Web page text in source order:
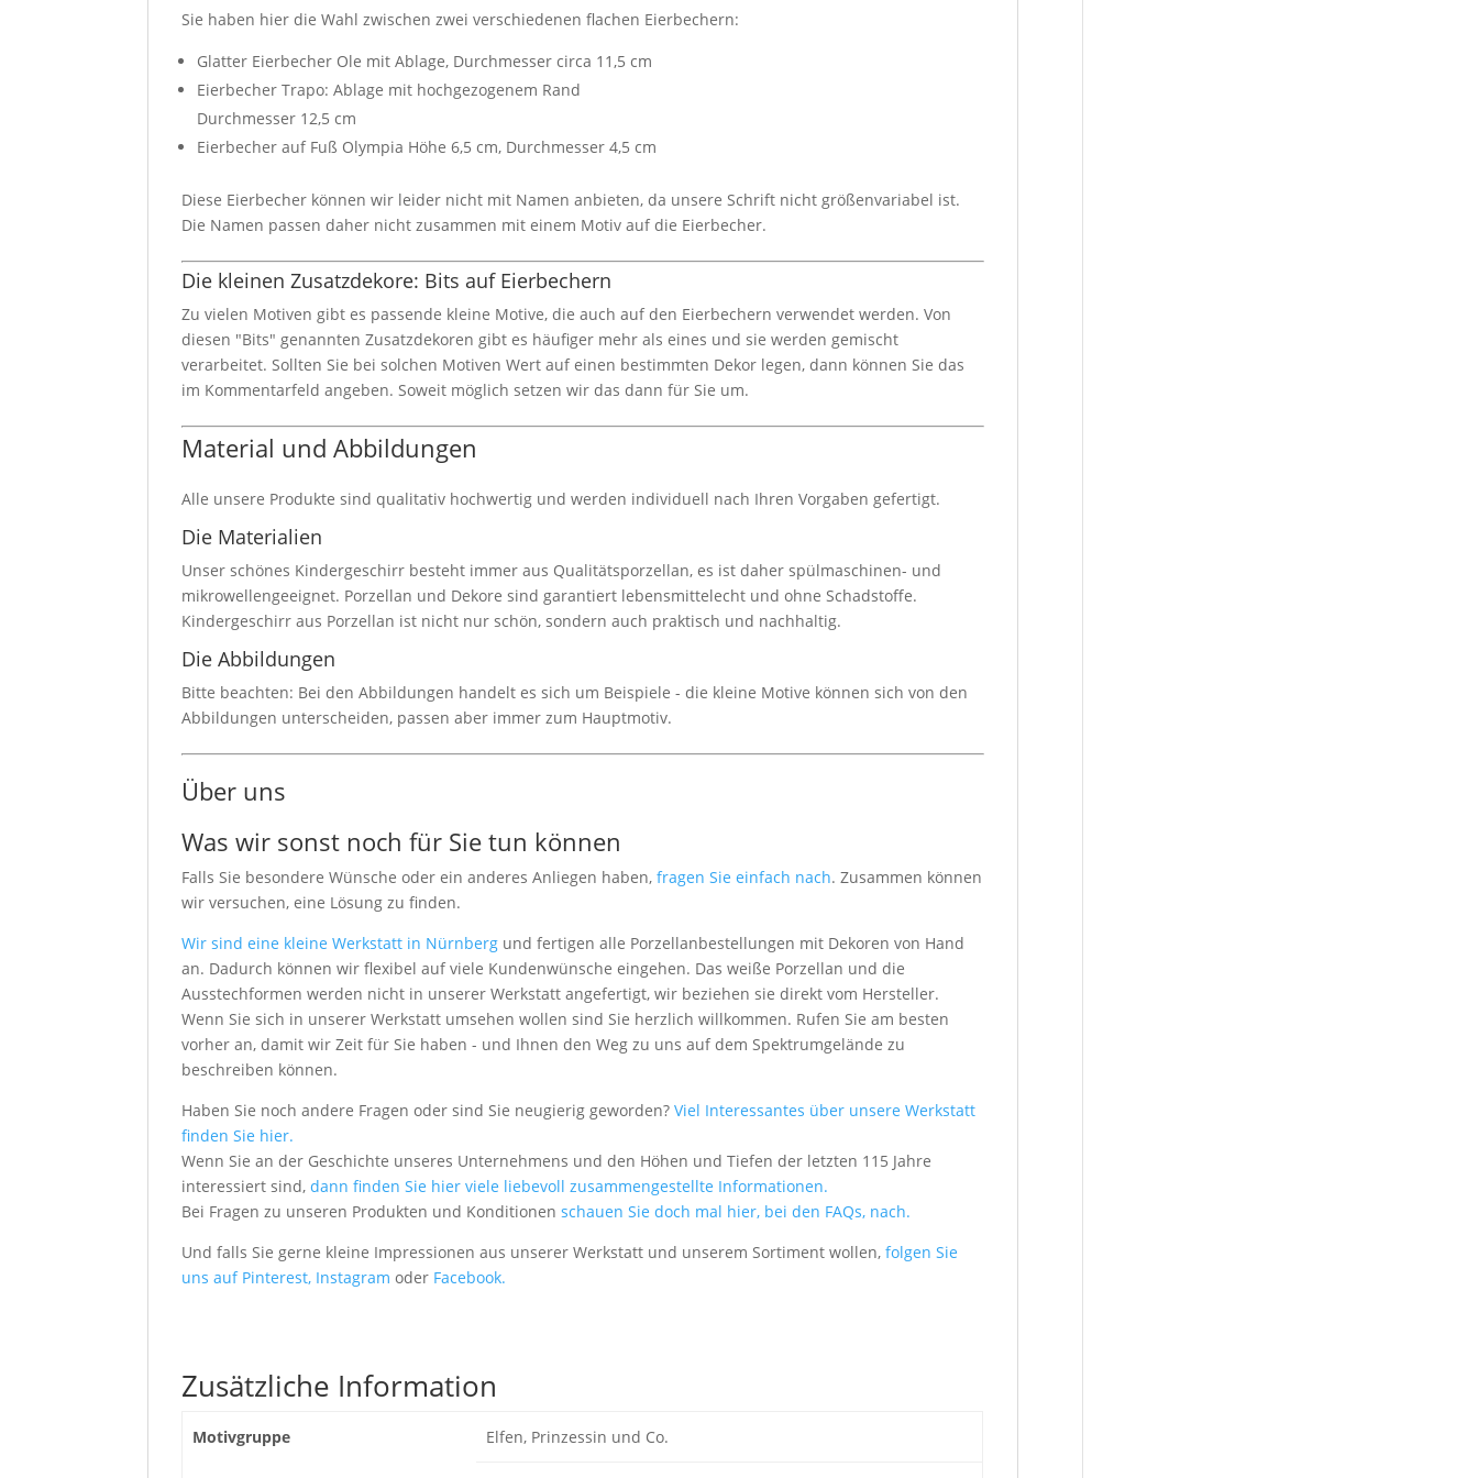
Sie haben hier die Wahl zwischen zwei verschiedenen flachen Eierbechern:
Glatter Eierbecher Ole mit Ablage, Durchmesser circa 11,5 cm
Eierbecher Trapo: Ablage mit hochgezogenem Rand
Durchmesser 12,5 cm
Eierbecher auf Fuß Olympia Höhe 6,5 cm, Durchmesser 4,5 cm
Diese Eierbecher können wir leider nicht mit Namen anbieten, da unsere Schrift nicht größenvariabel ist.
Die Namen passen daher nicht zusammen mit einem Motiv auf die Eierbecher.
Die kleinen Zusatzdekore: Bits auf Eierbechern
Zu vielen Motiven gibt es passende kleine Motive, die auch auf den Eierbechern verwendet werden. Von
diesen "Bits" genannten Zusatzdekoren gibt es häufiger mehr als eines und sie werden gemischt
verarbeitet. Sollten Sie bei solchen Motiven Wert auf einen bestimmten Dekor legen, dann können Sie das
im Kommentarfeld angeben. Soweit möglich setzen wir das dann für Sie um.
Material und Abbildungen
Alle unsere Produkte sind qualitativ hochwertig und werden individuell nach Ihren Vorgaben gefertigt.
Die Materialien
Unser schönes Kindergeschirr besteht immer aus Qualitätsporzellan, es ist daher spülmaschinen- und
mikrowellengeeignet. Porzellan und Dekore sind garantiert lebensmittelecht und ohne Schadstoffe.
Kindergeschirr aus Porzellan ist nicht nur schön, sondern auch praktisch und nachhaltig.
Die Abbildungen
Bitte beachten: Bei den Abbildungen handelt es sich um Beispiele - die kleine Motive können sich von den
Abbildungen unterscheiden, passen aber immer zum Hauptmotiv.
Über uns
Was wir sonst noch für Sie tun können
Falls Sie besondere Wünsche oder ein anderes Anliegen haben,fragen Sie einfach nach. Zusammen können
wir versuchen, eine Lösung zu finden.
Wir sind eine kleine Werkstatt in Nürnberg und fertigen alle Porzellanbestellungen mit Dekoren von Hand
an. Dadurch können wir flexibel auf viele Kundenwünsche eingehen. Das weiße Porzellan und die
Ausstechformen werden nicht in unserer Werkstatt angefertigt, wir beziehen sie direkt vom Hersteller.
Wenn Sie sich in unserer Werkstatt umsehen wollen sind Sie herzlich willkommen. Rufen Sie am besten
vorher an, damit wir Zeit für Sie haben - und Ihnen den Weg zu uns auf dem Spektrumgelände zu
beschreiben können.
Haben Sie noch andere Fragen oder sind Sie neugierig geworden? Viel Interessantes über unsere Werkstatt
finden Sie hier.
Wenn Sie an der Geschichte unseres Unternehmens und den Höhen und Tiefen der letzten 115 Jahre
interessiert sind,dann finden Sie hier viele liebevoll zusammengestellte Informationen.
Bei Fragen zu unseren Produkten und Konditionenschauen Sie doch mal hier, bei den FAQs, nach.
Und falls Sie gerne kleine Impressionen aus unserer Werkstatt und unserem Sortiment wollen, folgen Sie
uns auf Pinterest, Instagramoder Facebook.
Zusätzliche Information
Motivgruppe Elfen, Prinzessin und Co.